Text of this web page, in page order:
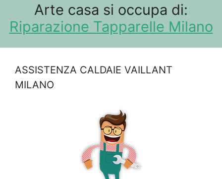
Arte casa si occupa di:
Riparazione Tapparelle Milano
ASSISTENZA CALDAIE VAILLANT
MILANO